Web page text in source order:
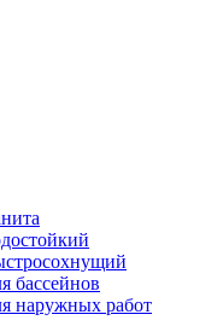
бассейнов
наружных работ